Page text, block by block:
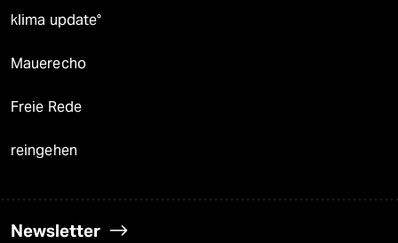
klima update°
Mauerecho
Freie Rede
reingehen
Newsletter